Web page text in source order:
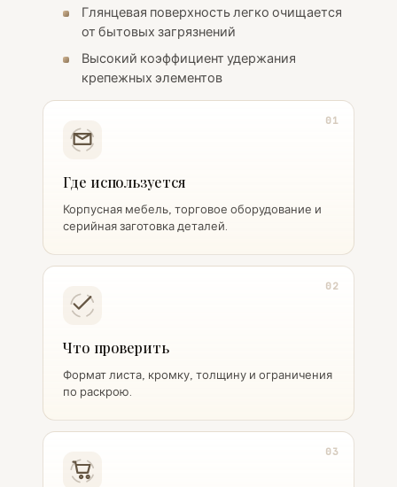
Глянцевая поверхность легко очищается
от бытовых загрязнений
Высокий коэффициент удержания
крепежных элементов
01
Где используется
Корпусная мебель, торговое оборудование и
серийная заготовка деталей.
02
Что проверить
Формат листа, кромку, толщину и ограничения
по раскрою.
03